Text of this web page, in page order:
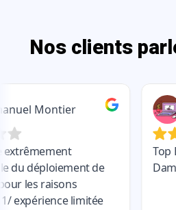
Nos clients